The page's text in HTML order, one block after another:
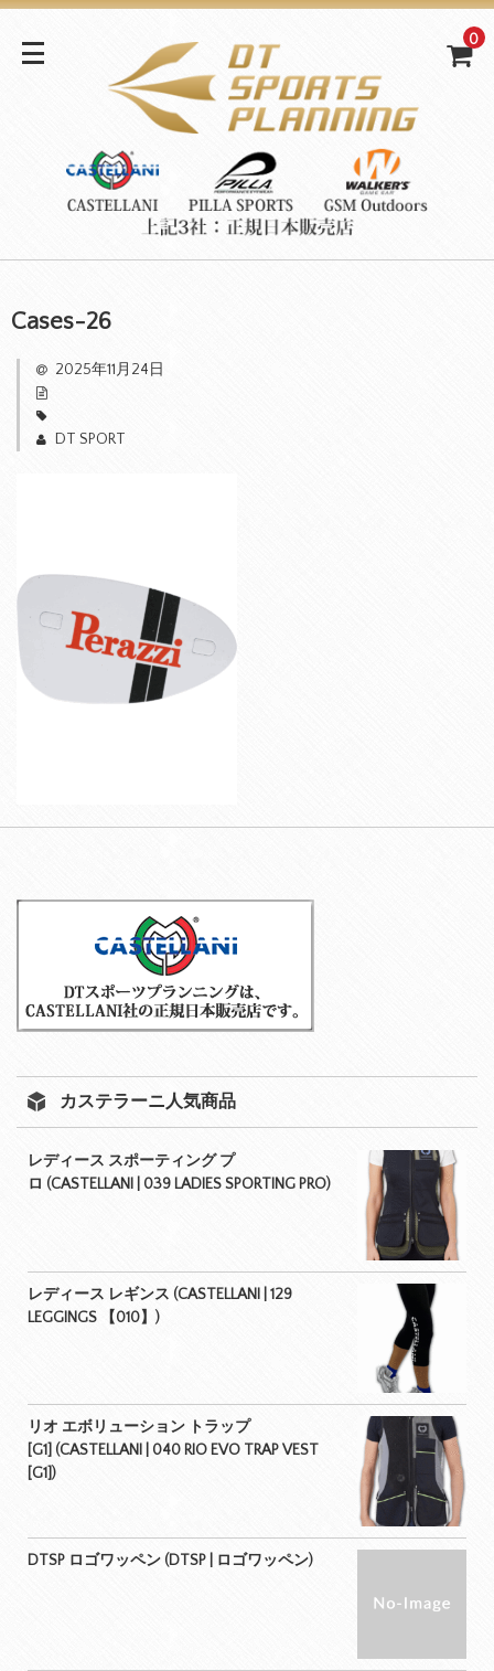
0
Cases-26
2025年11月24日
DT SPORT
カステラーニ人気商品
レディース スポーティング プ
ロ (CASTELLANI | 039 LADIES SPORTING PRO)
レディース レギンス (CASTELLANI | 129
LEGGINGS 【010】)
リオ エボリューション トラップ
[G1] (CASTELLANI | 040 RIO EVO TRAP VEST
[G1])
DTSP ロゴワッペン (DTSP | ロゴワッペン)